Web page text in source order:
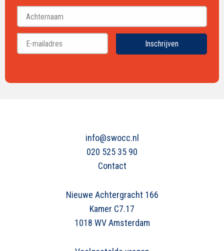
Voornaam
Inschrijven
info@swocc.nl
020 525 35 90
Contact
Nieuwe Achtergracht 166
Kamer C7.17
1018 WV Amsterdam